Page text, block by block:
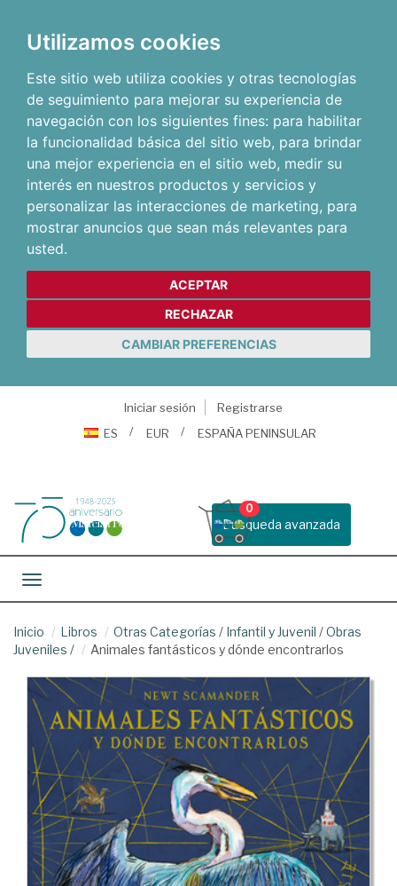
Utilizamos cookies
Este sitio web utiliza cookies y otras tecnologías
de seguimiento para mejorar su experiencia de
navegación con los siguientes fines: para habilitar
la funcionalidad básica del sitio web, para brindar
una mejor experiencia en el sitio web, medir su
interés en nuestros productos y servicios y
personalizar las interacciones de marketing, para
mostrar anuncios que sean más relevantes para
usted.
ACEPTAR
RECHAZAR
CAMBIAR PREFERENCIAS
Iniciar sesión
Registrarse
ES
EUR ESPAÑA PENINSULAR
Busqueda avanzada
0
Toggle navigation
Inicio Libros Otras Categorías / Infantil y Juvenil /Obras
Juveniles / Animales fantásticos y dónde encontrarlos